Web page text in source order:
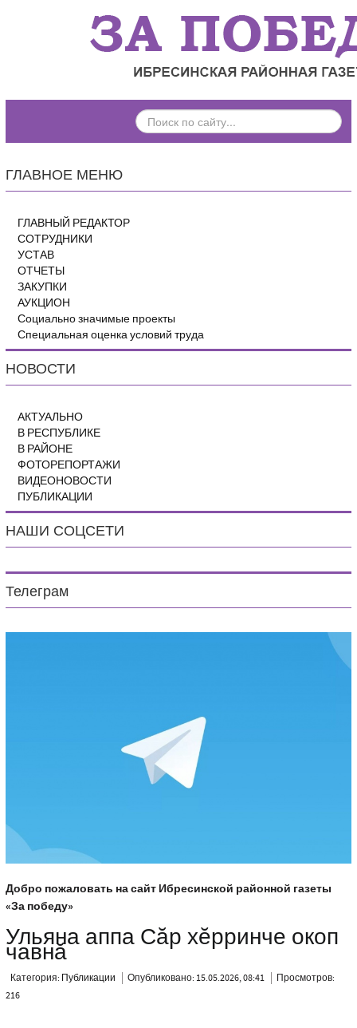
ПОИСК
ПО
ГЛАВНОЕ МЕНЮ
ГЛАВНЫЙ РЕДАКТОР
СОТРУДНИКИ
УСТАВ
ОТЧЕТЫ
ЗАКУПКИ
АУКЦИОН
Социально значимые проекты
Специальная оценка условий труда
НОВОСТИ
АКТУАЛЬНО
В РЕСПУБЛИКЕ
В РАЙОНЕ
ФОТОРЕПОРТАЖИ
ВИДЕОНОВОСТИ
ПУБЛИКАЦИИ
НАШИ СОЦСЕТИ
Телеграм
Добро пожаловать на сайт Ибресинской районной газеты
«За победу»
Ульяна аппа Сăр хĕрринче окоп
чавнă
Категория: Публикации Опубликовано: 15.05.2026, 08:41
Просмотров:
216